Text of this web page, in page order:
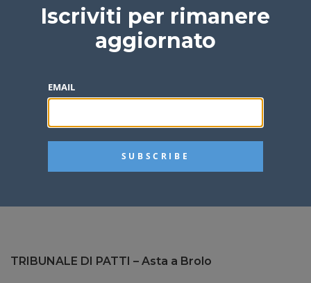
TRIBUNALE DI PATTI – Asta a Brolo
Iscriviti per rimanere
aggiornato
EMAIL